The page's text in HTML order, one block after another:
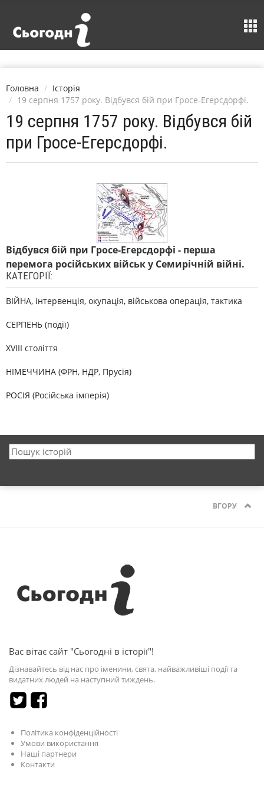
Головна
Історія
19 серпня 1757 року. Відбувся бій при Гросе-Егерсдорфі.
19 серпня 1757 року. Відбувся бій
при Гросе-Егерсдорфі.
Відбувся бій при Гросе-Егерсдорфі - перша
перемога російських військ у Семирічній війні.
КАТЕГОРІЇ:
ВІЙНА, інтервенція, окупація, військова операція, тактика
СЕРПЕНЬ (події)
XVIII століття
НІМЕЧЧИНА (ФРН, НДР, Прусія)
РОСІЯ (Російська імперія)
ВГОРУ
Вас вітає сайт "Сьогодні в історії"!
Дізнавайтесь від нас про іменини, свята, найважливіші події та
видатних людей на наступний тиждень.
Політика конфіденційності
Умови використання
Наші партнери
Контакти